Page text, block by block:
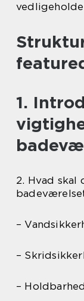
1.
2. Hvad
–
–
– Holdbarhed